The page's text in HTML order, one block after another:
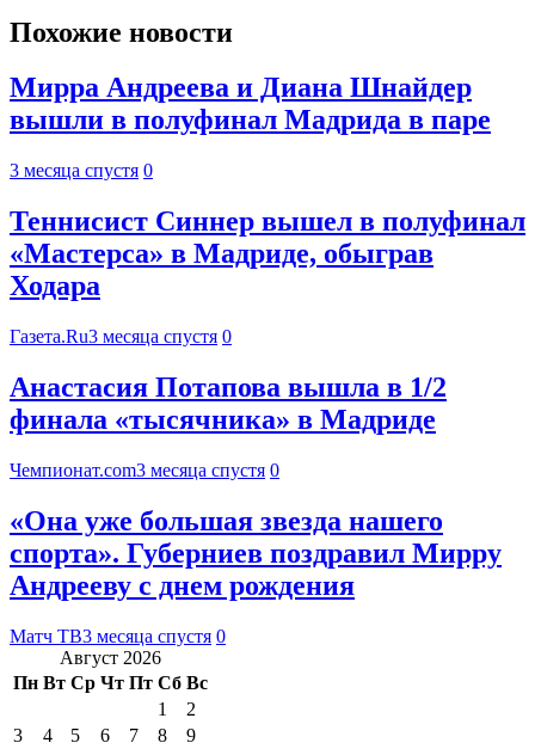
Похожие новости
Мирра Андреева и Диана Шнайдер
вышли в полуфинал Мадрида в паре
3 месяца спустя 0
Теннисист Синнер вышел в полуфинал
«Мастерса» в Мадриде, обыграв
Ходара
Газета.Ru3 месяца спустя 0
Анастасия Потапова вышла в 1/2
финала «тысячника» в Мадриде
Чемпионат.com3 месяца спустя 0
«Она уже большая звезда нашего
спорта». Губерниев поздравил Мирру
Андрееву с днем рождения
Матч ТВ3 месяца спустя 0
Август 2026
Пн Вт Ср Чт Пт Сб Вс
1
2
3
4 5 6 7 8
9